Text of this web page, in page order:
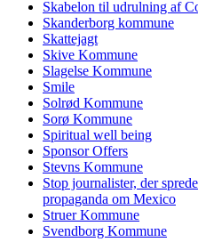
Skabelon til udrulning af
Skanderborg kommune
Skattejagt
Skive Kommune
Slagelse Kommune
Smile
Solrød Kommune
Sorø Kommune
Spiritual well being
Sponsor Offers
Stevns Kommune
Stop journalister, der
propaganda om Mexico
Struer Kommune
Svendborg Kommune